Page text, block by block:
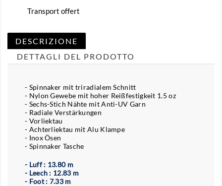
Transport offert
DESCRIZIONE
DETTAGLI DEL PRODOTTO
- Spinnaker mit triradialem Schnitt
- Nylon Gewebe mit hoher Reißfestigkeit 1.5 oz
- Sechs-Stich Nähte mit Anti-UV Garn
- Radiale Verstärkungen
- Vorliektau
- Achterliektau mit Alu Klampe
- Inox Ösen
- Spinnaker Tasche
- Luff : 13.80 m
- Leech : 12.83 m
- Foot : 7.33 m